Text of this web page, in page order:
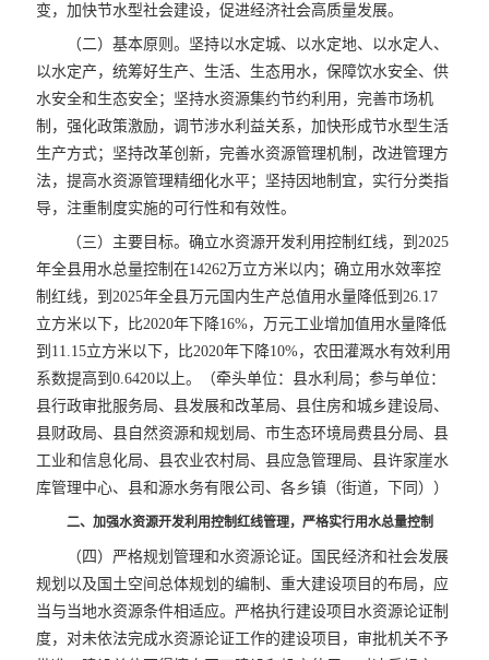
变，加快节水型社会建设，促进经济社会高质量发展。
（二）基本原则。坚持以水定城、以水定地、以水定人、
以水定产，统筹好生产、生活、生态用水，保障饮水安全、供
水安全和生态安全；坚持水资源集约节约利用，完善市场机
制，强化政策激励，调节涉水利益关系，加快形成节水型生活
生产方式；坚持改革创新，完善水资源管理机制，改进管理方
法，提高水资源管理精细化水平；坚持因地制宜，实行分类指
导，注重制度实施的可行性和有效性。
（三）主要目标。确立水资源开发利用控制红线，到2025
年全县用水总量控制在14262万立方米以内；确立用水效率控
制红线，到2025年全县万元国内生产总值用水量降低到26.17
立方米以下，比2020年下降16%，万元工业增加值用水量降低
到11.15立方米以下，比2020年下降10%，农田灌溉水有效利用
系数提高到0.6420以上。（牵头单位：县水利局；参与单位：
县行政审批服务局、县发展和改革局、县住房和城乡建设局、
县财政局、县自然资源和规划局、市生态环境局费县分局、县
工业和信息化局、县农业农村局、县应急管理局、县许家崖水
库管理中心、县和源水务有限公司、各乡镇（街道，下同））
二、加强水资源开发利用控制红线管理，严格实行用水总量控制
（四）严格规划管理和水资源论证。国民经济和社会发展
规划以及国土空间总体规划的编制、重大建设项目的布局，应
当与当地水资源条件相适应。严格执行建设项目水资源论证制
度，对未依法完成水资源论证工作的建设项目，审批机关不予